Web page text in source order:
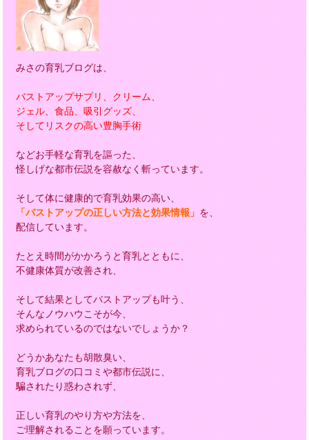
みさの育乳ブログは、
バストアップサプリ、クリーム、
ジェル、食品、吸引グッズ、
そしてリスクの高い豊胸手術
などお手軽な育乳を謳った、
怪しげな都市伝説を容赦なく斬っています。
そして体に健康的で育乳効果の高い、
「バストアップの正しい方法と効果情報」 を、
配信しています。
たとえ時間がかかろうと育乳とともに、
不健康体質が改善され、
そして結果としてバストアップも叶う、
そんなノウハウこそが今、
求められているのではないでしょうか？
どうかあなたも胡散臭い、
育乳ブログの口コミや都市伝説に、
騙されたり惑わされず、
正しい育乳のやり方や方法を、
ご理解されることを願っています。